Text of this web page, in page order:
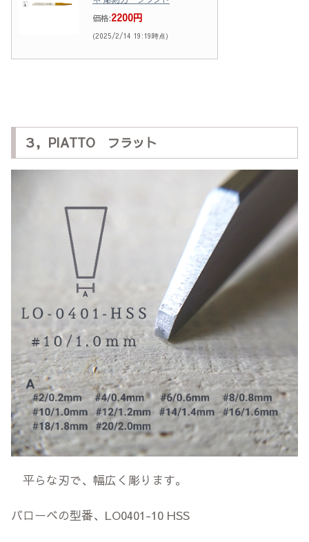
価格:2200円
(2025/2/14 19:19時点)
３，PIATTO フラット
平らな刃で、幅広く彫ります。
バローベの型番、LO0401-10 HSS